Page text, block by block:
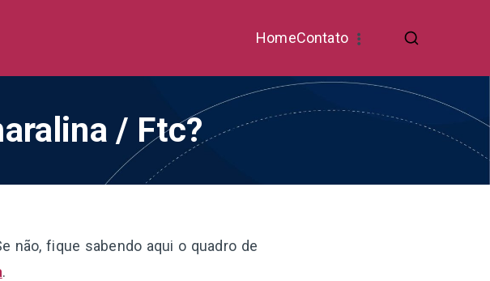
HomeContato
/ Ftc?
não, fique sabendo aqui o quadro de
.